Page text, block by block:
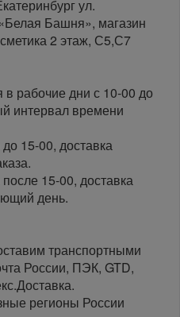
ул.
Башня», магазин
2 этаж, С5,С7
в рабочие дни с 10-00 до
интервал времени
15-00, доставка
15-00, доставка
день.
транспортными
России, ПЭК, GTD,
регионы России